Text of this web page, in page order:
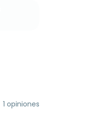
1 opiniones